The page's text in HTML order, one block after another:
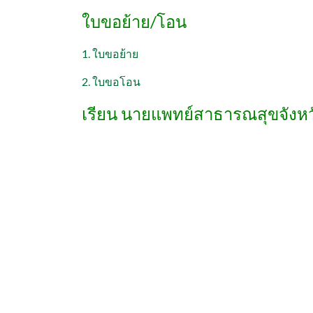
ใบขอย้าย/โอน
1. ใบขอย้าย
2. ใบขอโอน
เรียน นายแพทย์สาธารณสุขจังห